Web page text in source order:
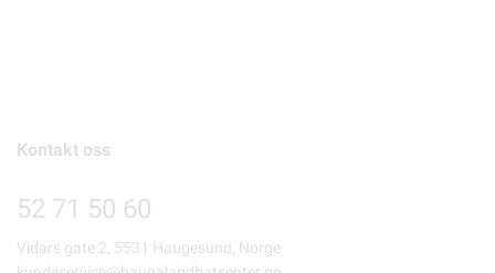
Kontakt oss
52 71 50 60
Vidars gate 2, 5531 Haugesund, Norge